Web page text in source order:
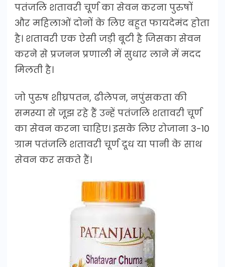
पतंजलि शतावरी चूर्ण का सेवन करना पुरुषों
और महिलाओं दोनों के लिए बहुत फायदेमंद होता
है। शतावरी एक ऐसी जड़ी बूटी है जिसका सेवन
करने से प्रजनन प्रणाली में सुधार लाने में मदद
मिलती है।
जो पुरुष शीघ्रपतन, ढीलेपन, नपुंसकता की
समस्या से जूझ रहे हैं उन्हें पतंजलि शतावरी चूर्ण
का सेवन करना चाहिए। इसके लिए रोजाना 3-10
ग्राम पतंजलि शतावरी चूर्ण दूध या पानी के साथ
सेवन कर सकते हैं।